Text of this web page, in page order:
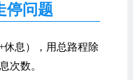
停问题
休息），用总路程除
次数。